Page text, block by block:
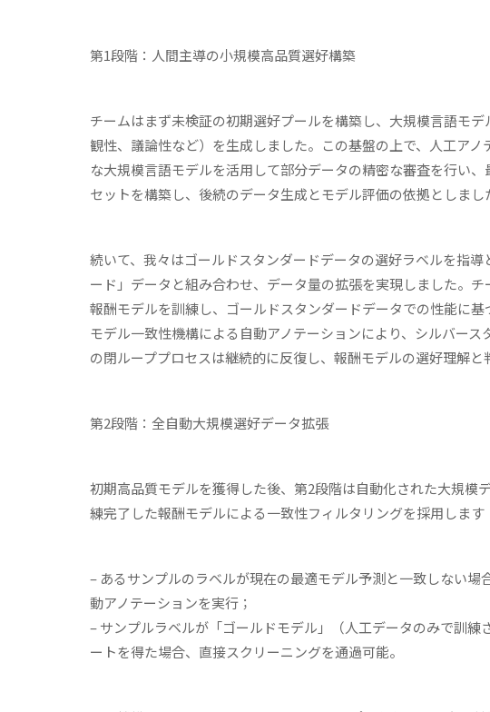
第1段階：人間主導の小規模高品質選好構築
チームはまず未検証の初期選好プールを構築し、大規模言語モ
観性、議論性など）を生成しました。この基盤の上で、人工ア
な大規模言語モデルを活用して部分データの精密な審査を行い
セットを構築し、後続のデータ生成とモデル評価の依拠としまし
続いて、我々はゴールドスタンダードデータの選好ラベルを指
ード」データと組み合わせ、データ量の拡張を実現しました。
報酬モデルを訓練し、ゴールドスタンダードデータでの性能に
モデル一致性機構による自動アノテーションにより、シルバー
の閉ループプロセスは継続的に反復し、報酬モデルの選好理解と
第2段階：全自動大規模選好データ拡張
初期高品質モデルを獲得した後、第2段階は自動化された大規模
練完了した報酬モデルによる一致性フィルタリングを採用します
– あるサンプルのラベルが現在の最適モデル予測と一致しない
動アノテーションを実行；
– サンプルラベルが「ゴールドモデル」（人工データのみで訓
ートを得た場合、直接スクリーニングを通過可能。